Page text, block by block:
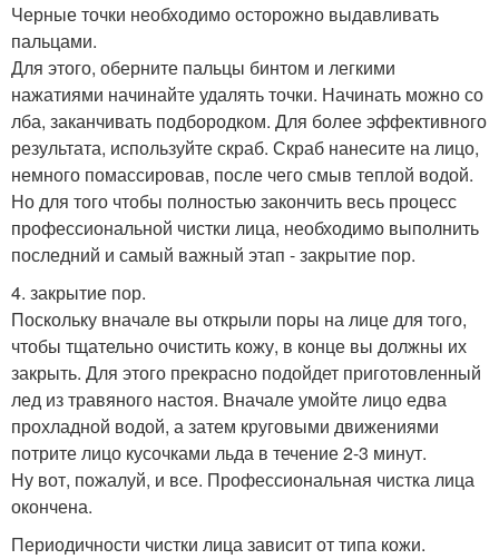
Черные точки необходимо осторожно выдавливать
пальцами.
Для этого, оберните пальцы бинтом и легкими
нажатиями начинайте удалять точки. Начинать можно со
лба, заканчивать подбородком. Для более эффективного
результата, используйте скраб. Скраб нанесите на лицо,
немного помассировав, после чего смыв теплой водой.
Но для того чтобы полностью закончить весь процесс
профессиональной чистки лица, необходимо выполнить
последний и самый важный этап - закрытие пор.
4. закрытие пор.
Поскольку вначале вы открыли поры на лице для того,
чтобы тщательно очистить кожу, в конце вы должны их
закрыть. Для этого прекрасно подойдет приготовленный
лед из травяного настоя. Вначале умойте лицо едва
прохладной водой, а затем круговыми движениями
потрите лицо кусочками льда в течение 2-3 минут.
Ну вот, пожалуй, и все. Профессиональная чистка лица
окончена.
Периодичности чистки лица зависит от типа кожи.